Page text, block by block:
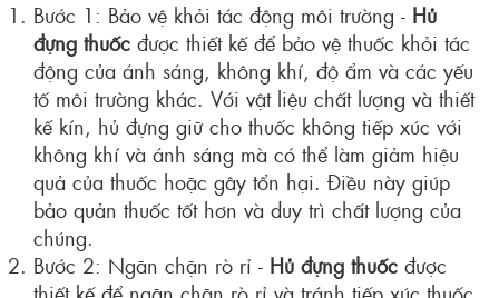
Bước 1: Bảo vệ khỏi tác động môi trường - Hủ
đựng thuốc được thiết kế để bảo vệ thuốc khỏi tác
động của ánh sáng, không khí, độ ẩm và các yếu
tố môi trường khác. Với vật liệu chất lượng và thiết
kế kín, hủ đựng giữ cho thuốc không tiếp xúc với
không khí và ánh sáng mà có thể làm giảm hiệu
quả của thuốc hoặc gây tổn hại. Điều này giúp
bảo quản thuốc tốt hơn và duy trì chất lượng của
chúng.
Bước 2: Ngăn chặn rò rỉ - Hủ đựng thuốc được